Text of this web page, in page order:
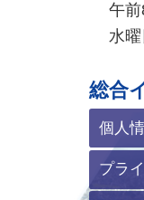
午
水
総合
個人
プラ